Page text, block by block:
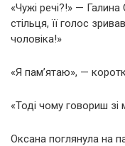
«Чужі речі?!» — Галина
стільця, її голос
чоловіка!»
«Я пам’ятаю», —
«Тоді чому говориш
Оксана поглянула на